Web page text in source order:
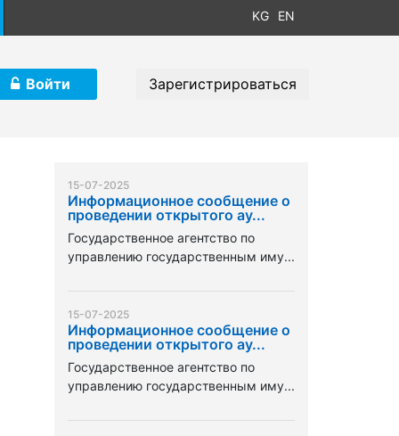
KG EN
Войти Зарегистрироваться
15-07-2025
Информационное сообщение о
проведении открытого ау...
Государственное агентство по
управлению государственным иму...
15-07-2025
Информационное сообщение о
проведении открытого ау...
Государственное агентство по
управлению государственным иму...